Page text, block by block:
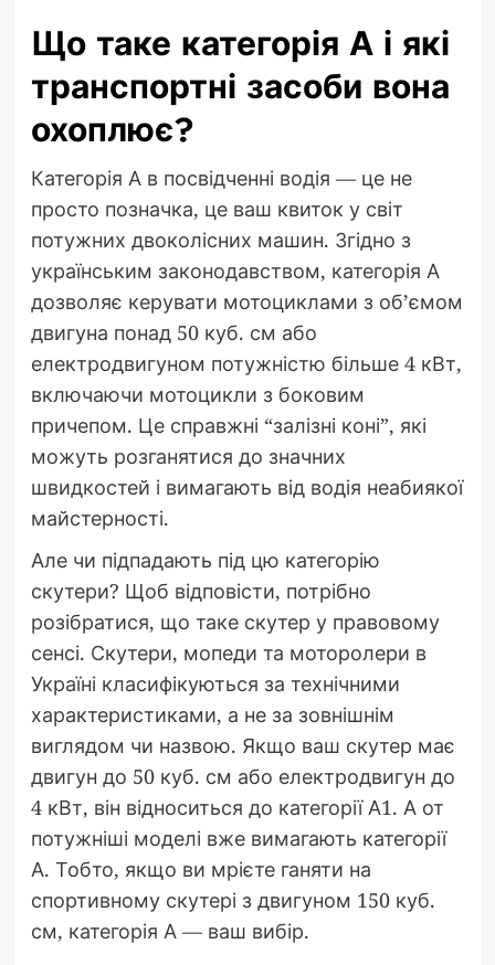
Що таке категорія А і які
транспортні засоби вона
охоплює?
Категорія А в посвідченні водія — це не
просто позначка, це ваш квиток у світ
потужних двоколісних машин. Згідно з
українським законодавством, категорія А
дозволяє керувати мотоциклами з об’ємом
двигуна понад 50 куб. см або
електродвигуном потужністю більше 4 кВт,
включаючи мотоцикли з боковим
причепом. Це справжні “залізні коні”, які
можуть розганятися до значних
швидкостей і вимагають від водія неабиякої
майстерності.
Але чи підпадають під цю категорію
скутери? Щоб відповісти, потрібно
розібратися, що таке скутер у правовому
сенсі. Скутери, мопеди та моторолери в
Україні класифікуються за технічними
характеристиками, а не за зовнішнім
виглядом чи назвою. Якщо ваш скутер має
двигун до 50 куб. см або електродвигун до
4 кВт, він відноситься до категорії А1. А от
потужніші моделі вже вимагають категорії
А. Тобто, якщо ви мрієте ганяти на
спортивному скутері з двигуном 150 куб.
см, категорія А — ваш вибір.